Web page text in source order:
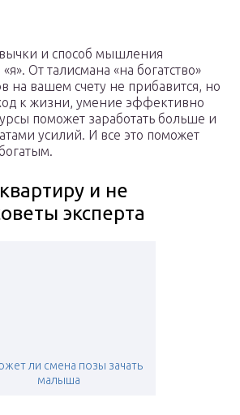
и способ мышления
От талисмана «на богатство»
на вашем счету не прибавится, но
к жизни, умение эффективно
поможет заработать больше и
усилий. И все это поможет
и не
эксперта
ли смена позы зачать
малыша